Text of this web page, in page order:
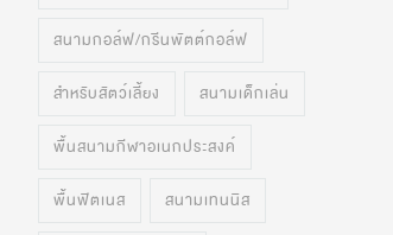
สนามกอล์ฟ/กรีนพัตต์กอล์ฟ
สำหรับสัตว์เลี้ยง สนามเด็กเล่น
พื้นสนามกีฬาอเนกประสงค์
พื้นฟิตเนส สนามเทนนิส